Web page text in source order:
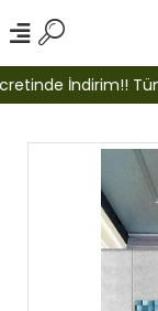
İndirim!!